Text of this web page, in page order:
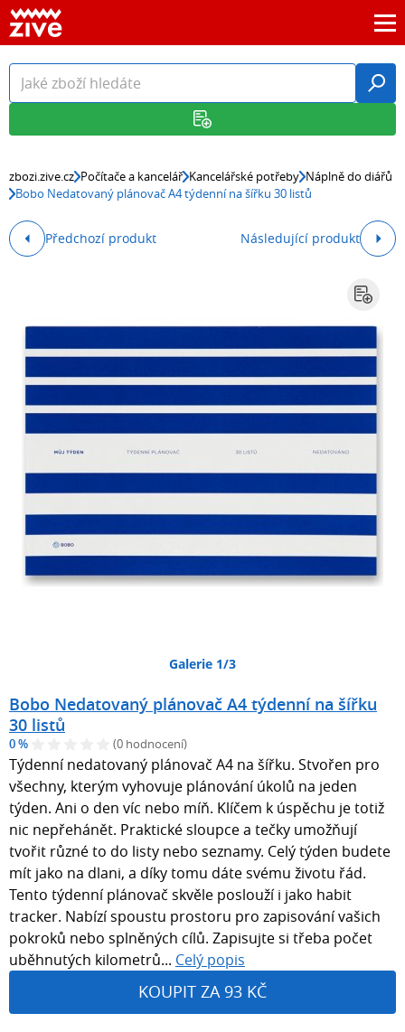
zbozi.zive.cz Počítače a kancelář Kancelářské potřeby Náplně do diářů
Bobo Nedatovaný plánovač A4 týdenní na šířku 30 listů
Předchozí produkt Následující produkt
Galerie 1/3
Bobo Nedatovaný plánovač A4 týdenní na šířku
30 listů
0 % (0 hodnocení)
Týdenní nedatovaný plánovač A4 na šířku. Stvořen pro
všechny, kterým vyhovuje plánování úkolů na jeden
týden. Ani o den víc nebo míň. Klíčem k úspěchu je totiž
nic nepřehánět. Praktické sloupce a tečky umožňují
tvořit různé to do listy nebo seznamy. Celý týden budete
mít jako na dlani, a díky tomu dáte svému životu řád.
Tento týdenní plánovač skvěle poslouží i jako habit
tracker. Nabízí spoustu prostoru pro zapisování vašich
pokroků nebo splněných cílů. Zapisujte si třeba počet
uběhnutých kilometrů... Celý popis
KOUPIT ZA 93 KČ